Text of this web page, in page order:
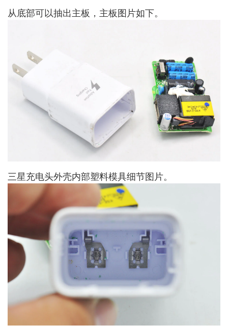
从底部可以抽出主板，主板图片如下。
三星充电头外壳内部塑料模具细节图片。